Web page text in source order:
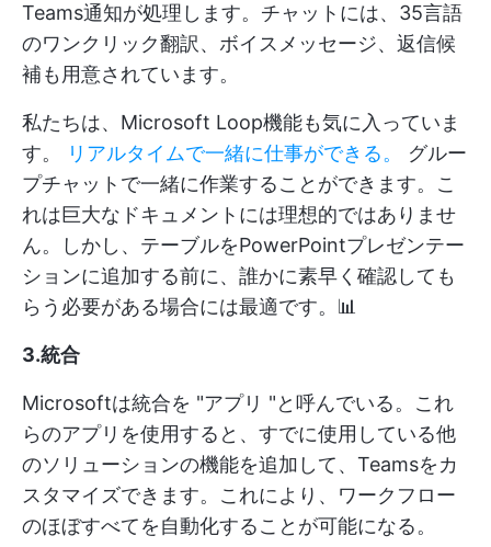
Teams通知が処理します。チャットには、35言語
のワンクリック翻訳、ボイスメッセージ、返信候
補も用意されています。
私たちは、Microsoft Loop機能も気に入っていま
す。
リアルタイムで一緒に仕事ができる。
グルー
プチャットで一緒に作業することができます。こ
れは巨大なドキュメントには理想的ではありませ
ん。しかし、テーブルをPowerPointプレゼンテー
ションに追加する前に、誰かに素早く確認しても
らう必要がある場合には最適です。📊
3.統合
Microsoftは統合を "アプリ "と呼んでいる。これ
らのアプリを使用すると、すでに使用している他
のソリューションの機能を追加して、Teamsをカ
スタマイズできます。これにより、ワークフロー
のほぼすべてを自動化することが可能になる。